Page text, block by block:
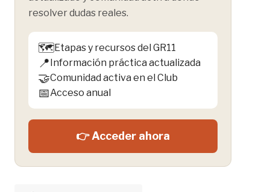
resolver dudas reales.
🗺️Etapas y recursos del GR11
📍Información práctica actualizada
🤝Comunidad activa en el Club
📅Acceso anual
👉 Acceder ahora